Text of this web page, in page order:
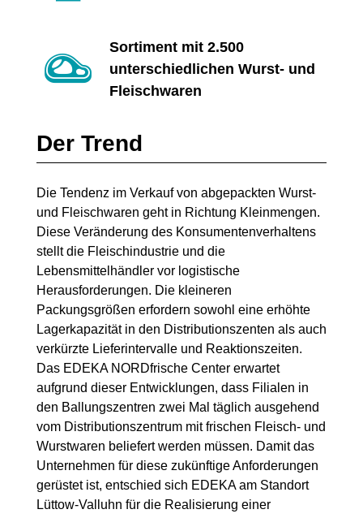
Sortiment mit 2.500
unterschiedlichen Wurst- und
Fleischwaren
Der Trend
Die Tendenz im Verkauf von abgepackten Wurst-
und Fleischwaren geht in Richtung Kleinmengen.
Diese Veränderung des Konsumentenverhaltens
stellt die Fleischindustrie und die
Lebensmittelhändler vor logistische
Herausforderungen. Die kleineren
Packungsgrößen erfordern sowohl eine erhöhte
Lagerkapazität in den Distributionszenten als auch
verkürzte Lieferintervalle und Reaktionszeiten.
Das EDEKA NORDfrische Center erwartet
aufgrund dieser Entwicklungen, dass Filialen in
den Ballungszentren zwei Mal täglich ausgehend
vom Distributionszentrum mit frischen Fleisch- und
Wurstwaren beliefert werden müssen. Damit das
Unternehmen für diese zukünftige Anforderungen
gerüstet ist, entschied sich EDEKA am Standort
Lüttow-Valluhn für die Realisierung einer